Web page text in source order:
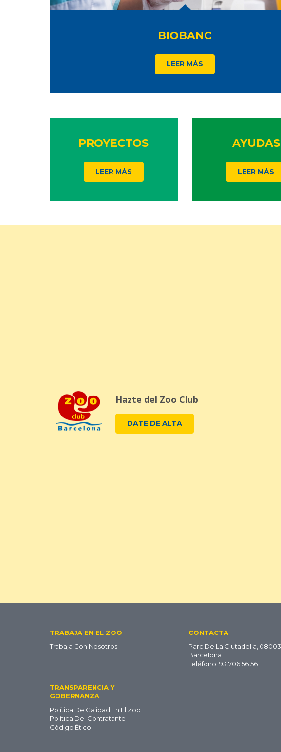
BIOBANC
LEER MÁS
PROYECTOS
LEER MÁS
AYUDAS
LEER MÁS
Hazte del Zoo Club
DATE DE ALTA
Footer
ES
TRABAJA EN EL ZOO
Trabaja Con Nosotros
TRANSPARENCIA Y
GOBERNANZA
Política De Calidad En El Zoo
Política Del Contratante
Código Ético
CONTACTA
Parc De La Ciutadella, 08003
Barcelona
Teléfono: 93.706.56.56